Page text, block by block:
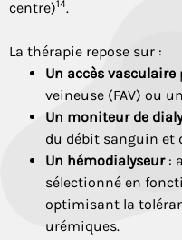
centre)14.
La thérapie repose sur :
Un accès vasculaire
veineuse (FAV) ou
Un moniteur de
du débit sanguin et
Un hémodialyseur:
sélectionné en
optimisant la
urémiques.